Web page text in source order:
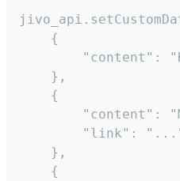
    {
"content":
    },
    {
"content":
"link":
    },
    {